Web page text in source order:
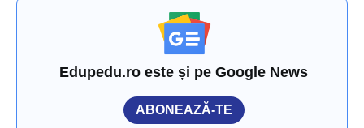
Edupedu.ro este și pe Google News
ABONEAZĂ-TE